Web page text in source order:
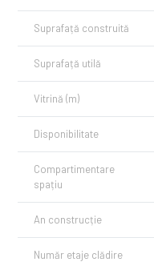
Suprafață construită
Suprafață utilă
Vitrină (m)
Disponibilitate
Compartimentare
spațiu
An construcție
Număr etaje clădire